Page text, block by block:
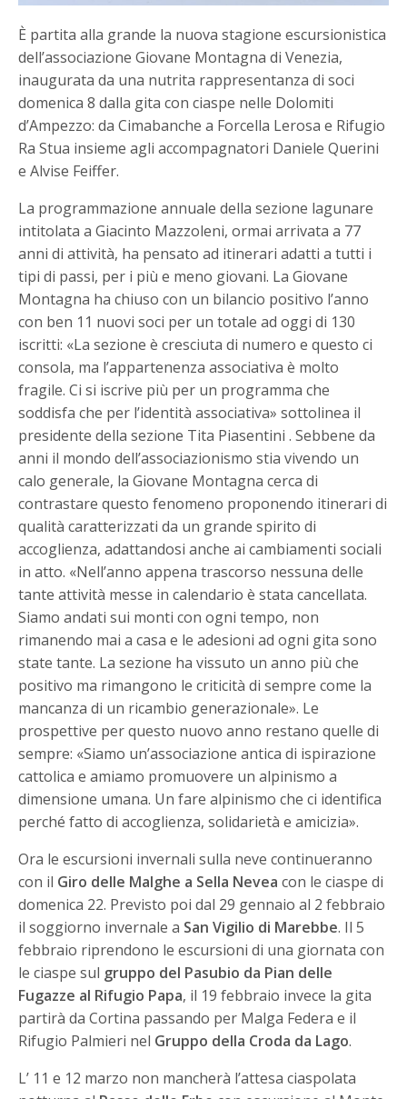
È partita alla grande la nuova stagione escursionistica
dell’associazione Giovane Montagna di Venezia,
inaugurata da una nutrita rappresentanza di soci
domenica 8 dalla gita con ciaspe nelle Dolomiti
d’Ampezzo: da Cimabanche a Forcella Lerosa e Rifugio
Ra Stua insieme agli accompagnatori Daniele Querini
e Alvise Feiffer.
La programmazione annuale della sezione lagunare
intitolata a Giacinto Mazzoleni, ormai arrivata a 77
anni di attività, ha pensato ad itinerari adatti a tutti i
tipi di passi, per i più e meno giovani. La Giovane
Montagna ha chiuso con un bilancio positivo l’anno
con ben 11 nuovi soci per un totale ad oggi di 130
iscritti: «La sezione è cresciuta di numero e questo ci
consola, ma l’appartenenza associativa è molto
fragile. Ci si iscrive più per un programma che
soddisfa che per l’identità associativa» sottolinea il
presidente della sezione Tita Piasentini . Sebbene da
anni il mondo dell’associazionismo stia vivendo un
calo generale, la Giovane Montagna cerca di
contrastare questo fenomeno proponendo itinerari di
qualità caratterizzati da un grande spirito di
accoglienza, adattandosi anche ai cambiamenti sociali
in atto. «Nell’anno appena trascorso nessuna delle
tante attività messe in calendario è stata cancellata.
Siamo andati sui monti con ogni tempo, non
rimanendo mai a casa e le adesioni ad ogni gita sono
state tante. La sezione ha vissuto un anno più che
positivo ma rimangono le criticità di sempre come la
mancanza di un ricambio generazionale». Le
prospettive per questo nuovo anno restano quelle di
sempre: «Siamo un’associazione antica di ispirazione
cattolica e amiamo promuovere un alpinismo a
dimensione umana. Un fare alpinismo che ci identifica
perché fatto di accoglienza, solidarietà e amicizia».
Ora le escursioni invernali sulla neve continueranno
con il Giro delle Malghe a Sella Nevea con le ciaspe di
domenica 22. Previsto poi dal 29 gennaio al 2 febbraio
il soggiorno invernale a San Vigilio di Marebbe. Il 5
febbraio riprendono le escursioni di una giornata con
le ciaspe sul gruppo del Pasubio da Pian delle
Fugazze al Rifugio Papa, il 19 febbraio invece la gita
partirà da Cortina passando per Malga Federa e il
Rifugio Palmieri nel Gruppo della Croda da Lago.
L’ 11 e 12 marzo non mancherà l’attesa ciaspolata